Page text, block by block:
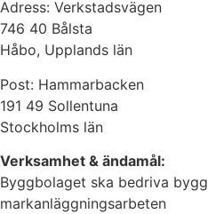
Adress: Verkstadsvägen
746 40 Bålsta
Håbo, Upplands län
Post: Hammarbacken
191 49 Sollentuna
Stockholms län
Verksamhet & ändamål:
Byggbolaget ska bedriva
markanläggningsarbeten